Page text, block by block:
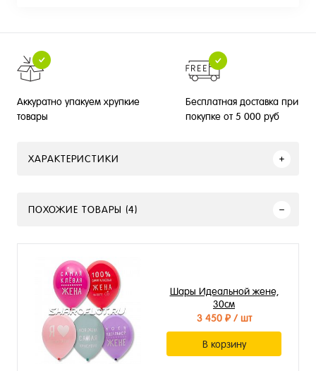
Аккуратно упакуем хрупкие
товары
Бесплатная доставка при
покупке от 5 000 руб
ХАРАКТЕРИСТИКИ
ПОХОЖИЕ ТОВАРЫ (4)
Шары Идеальной жене,
30см
3 450 ₽/ шт
В корзину